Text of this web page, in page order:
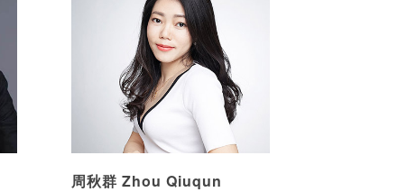
周秋群 Zhou Qiuqun